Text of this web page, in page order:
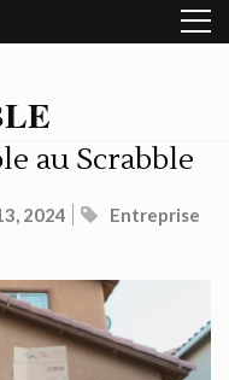
au Scrabble
2024 Entreprise